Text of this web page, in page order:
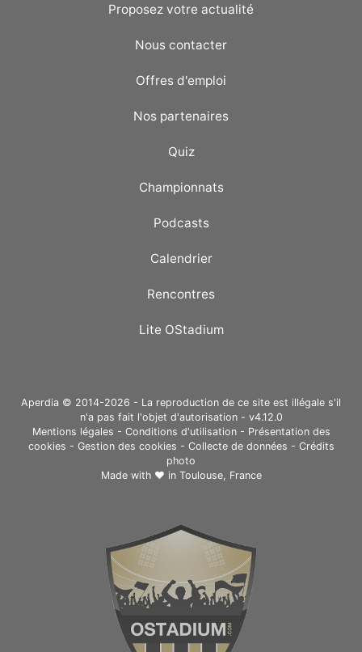
Proposez votre actualité
Nous contacter
Offres d'emploi
Nos partenaires
Quiz
Championnats
Podcasts
Calendrier
Rencontres
Lite OStadium
Aperdia © 2014-2026 - La reproduction de ce site est illégale s'il
n'a pas fait l'objet d'autorisation - v4.12.0
Mentions légales - Conditions d'utilisation- Présentation des
cookies - Gestion des cookies - Collecte de données - Crédits
photo
Made with ❤ in Toulouse, France